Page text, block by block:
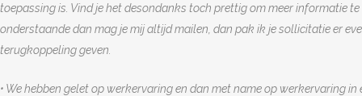
toepassing is. Vind je het desondanks toch prettig om meer informatie
onderstaande dan mag je mij altijd mailen, dan pak ik je sollicitatie er
terugkoppeling geven.
• We hebben gelet op werkervaring en dan met name op werkervaring